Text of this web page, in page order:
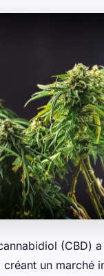
(CBD)
créant un marché